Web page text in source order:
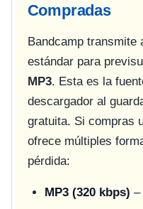
Compradas
Bandcamp transmite
estándar para
MP3. Esta es la
descargador al
gratuita. Si compras
ofrece múltiples
pérdida:
MP3 (320 kbps) –